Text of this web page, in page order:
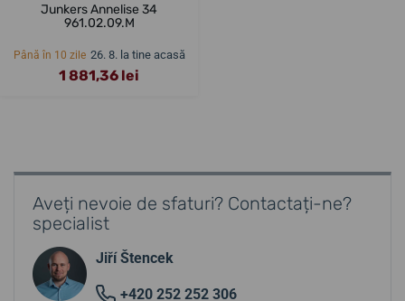
Junkers Annelise 34
961.02.09.M
Până în 10 zile 26. 8. la tine acasă
1 881,36 lei
Aveți nevoie de sfaturi? Contactați-ne?
specialist
Jiří Štencek
+420 252 252 306